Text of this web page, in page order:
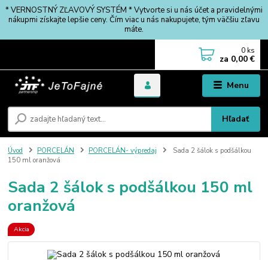
* VERNOSTNÝ ZĽAVOVÝ SYSTÉM * Vytvorte si u nás účet a pravidelnými
nákupmi získajte lepšie ceny. Čím viac u nás nakupujete, tým väčšiu zľavu
máte.
Menu
Hľadať
0 ks
za 0,00 €
Úvod PORCELÁN PORCELÁN- výpredaj
Sada 2 šálok s podšálkou
150 ml oranžová
Sada 2 šálok s podšálkou 150 ml
oranžová
Akcia